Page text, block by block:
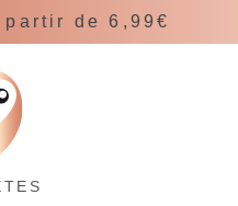
de 6,99€